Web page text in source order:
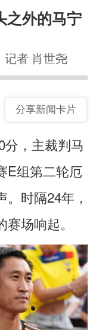
之外的马宁
记者 肖世尧
分享新闻卡片
，主裁判马
E组第二轮厄
时隔24年，
场响起。